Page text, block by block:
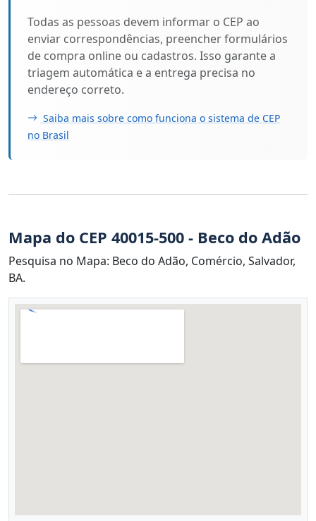
Todas as pessoas devem informar o CEP ao
enviar correspondências, preencher formulários
de compra online ou cadastros. Isso garante a
triagem automática e a entrega precisa no
endereço correto.
Saiba mais sobre como funciona o sistema de CEP
no Brasil
Mapa do CEP 40015-500 - Beco do Adão
Pesquisa no Mapa: Beco do Adão, Comércio, Salvador,
BA.